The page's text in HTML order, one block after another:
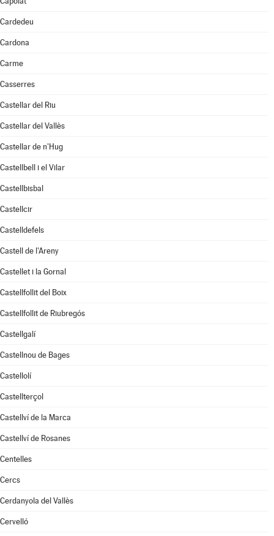
Cardedeu
Cardona
Carme
Casserres
Castellar del Riu
Castellar del Vallès
Castellar de n'Hug
Castellbell i el Vilar
Castellbisbal
Castellcir
Castelldefels
Castell de l'Areny
Castellet i la Gornal
Castellfollit del Boix
Castellfollit de Riubregós
Castellgalí
Castellnou de Bages
Castellolí
Castellterçol
Castellví de la Marca
Castellví de Rosanes
Centelles
Cercs
Cerdanyola del Vallès
Cervelló